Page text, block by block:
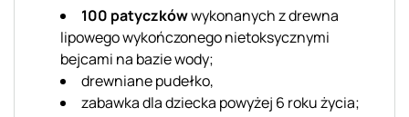
100 patyczkówwykonanych z drewna
lipowego wykończonego nietoksycznymi
bejcami na bazie wody;
drewniane pudełko,
zabawka dla dziecka powyżej 6 roku życia;